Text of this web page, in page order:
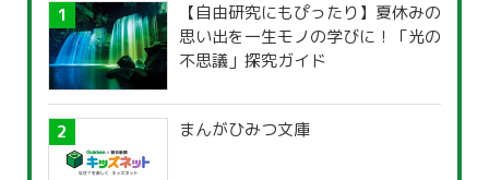
【自由研究にもぴったり】夏休みの
思い出を一生モノの学びに！「光の
不思議」探究ガイド
まんがひみつ文庫